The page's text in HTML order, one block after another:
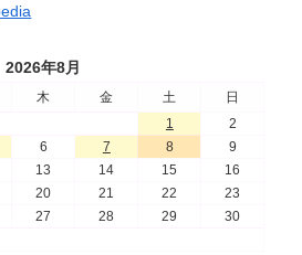
2026年8月
木 金 土
日
1
2
6 7 8
9
13 14 15
16
20 21 22
23
27 28 29
30